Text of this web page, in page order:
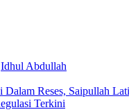
Idhul Abdullah